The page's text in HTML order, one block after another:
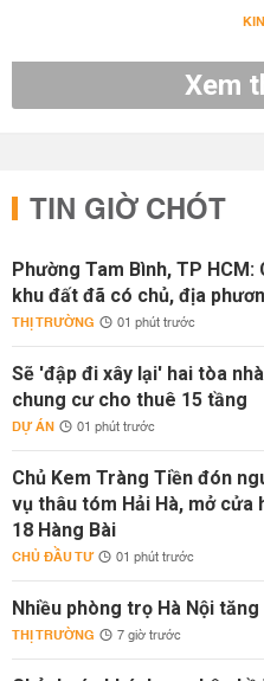
Xem
TIN GIỜ CHÓT
Phường Tam Bình, TP
khu đất đã có chủ, địa
THỊ TRƯỜNG 01 phút trước
Sẽ 'đập đi xây lại' hai tòa
chung cư cho thuê 15 tầng
DỰ ÁN 01 phút trước
Chủ Kem Tràng Tiền đón
vụ thâu tóm Hải Hà, mở
18 Hàng Bài
CHỦ ĐẦU TƯ 01 phút trước
Nhiều phòng trọ Hà Nội tăng
THỊ TRƯỜNG 7 giờ trước